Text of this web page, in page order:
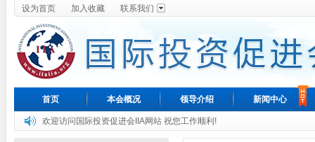
设为首页 加入收藏 联系我们
首页 本会概况 领导介绍 新闻中心
欢迎访问国际投资促进会IIA网站 祝您工作顺利!